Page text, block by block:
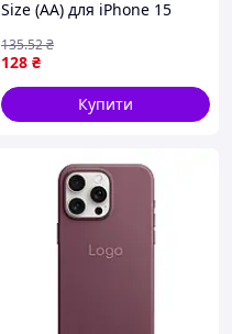
Size (AA) для iPhone 15
128 ₴
135.52₴
Купити